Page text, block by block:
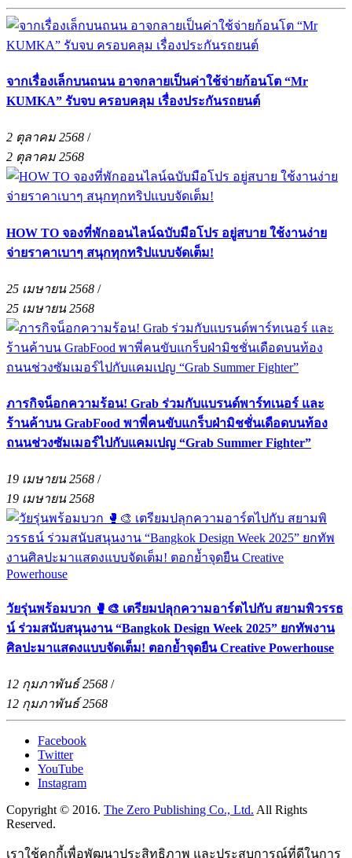
จากเรื่องเล็กบนถนน อาจกลายเป็นค่าใช้จ่ายก้อนโต “Mr
KUMKA” รับจบ ครอบคลุม เรื่องประกันรถยนต์
2 ตุลาคม 2568 /
2 ตุลาคม 2568
HOW TO จองที่พักออนไลน์ฉบับมือโปร อยู่สบาย ใช้งานง่าย
จ่ายราคาเบาๆ สนุกทุกทริปแบบจัดเต็ม!
25 เมษายน 2568 /
25 เมษายน 2568
ภารกิจน็อกความร้อน! Grab ร่วมกับแบรนด์พาร์ทเนอร์ และ
ร้านค้าบน GrabFood พาพี่คนขับแกร็บฝ่ามิชชั่นเดือดบนท้อง
ถนนช่วงซัมเมอร์ไปกับแคมเปญ “Grab Summer Fighter”
19 เมษายน 2568 /
19 เมษายน 2568
วัยรุ่นพร้อมบวก 🥊🎨 เตรียมปลุกความอาร์ตไปกับ สยามพิวรรธ
น์ ร่วมสนับสนุนงาน “Bangkok Design Week 2025” ยกทัพงาน
ศิลปะมาแสดงแบบจัดเต็ม! ตอกย้ำจุดยืน Creative Powerhouse
12 กุมภาพันธ์ 2568 /
12 กุมภาพันธ์ 2568
Facebook
Twitter
YouTube
Instagram
Copyright © 2016. The Zero Publishing Co., Ltd. All Rights
Reserved.
เราใช้คุกกี้เพื่อพัฒนาประสิทธิภาพ และประสบการณ์ที่ดีในการ